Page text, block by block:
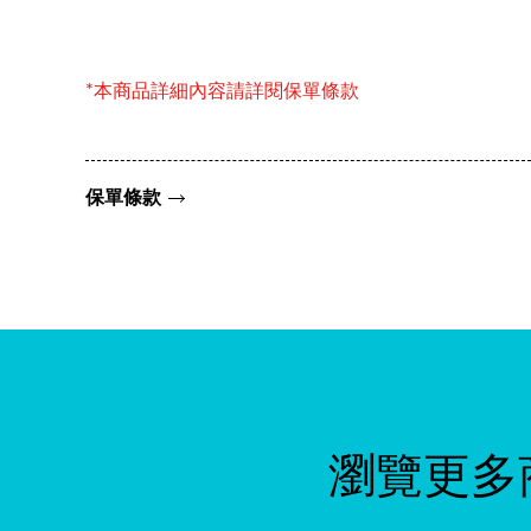
*本商品詳細內容請詳閱保單條款
保單條款
瀏覽更多